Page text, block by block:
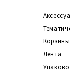
Корзины
Лента